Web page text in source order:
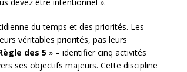
du temps et des priorités. Les
véritables priorités, pas leurs
des 5 » – identifier cinq activités
ses objectifs majeurs. Cette discipline